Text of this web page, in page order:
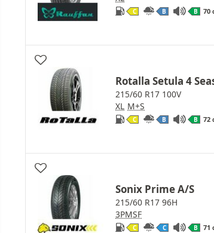
C B B 70
Rotalla Setula 4
215/60 R17 100V
XL M+S
C B B 72
Sonix Prime A/S
215/60 R17 96H
3PMSF
C C B 71